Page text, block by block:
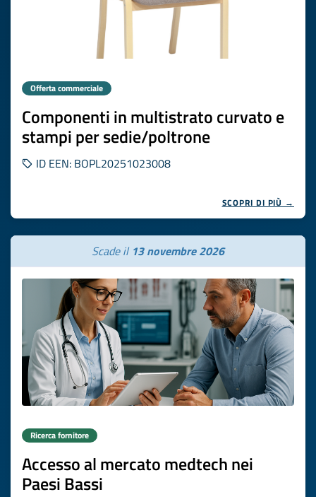
Offerta commerciale
Componenti in multistrato curvato e
stampi per sedie/poltrone
ID EEN: BOPL20251023008
SCOPRI DI PIÙ →
Scade il 13 novembre 2026
Ricerca fornitore
Accesso al mercato medtech nei
Paesi Bassi